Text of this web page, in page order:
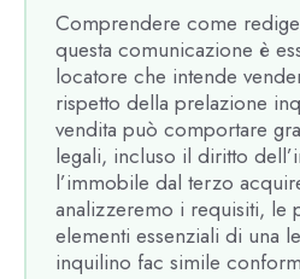
Comprendere come
questa comunicazione è
locatore che intende
rispetto della prelazione
vendita può comportare
legali, incluso il diritto
l’immobile dal terzo
analizzeremo i requisiti, le
elementi essenziali di una
inquilino fac simile